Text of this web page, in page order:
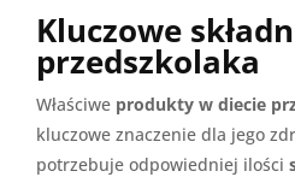
Kluczowe
przedszkolaka
Właściwe produkty w diecie
kluczowe znaczenie dla jego
potrzebuje odpowiedniej ilości